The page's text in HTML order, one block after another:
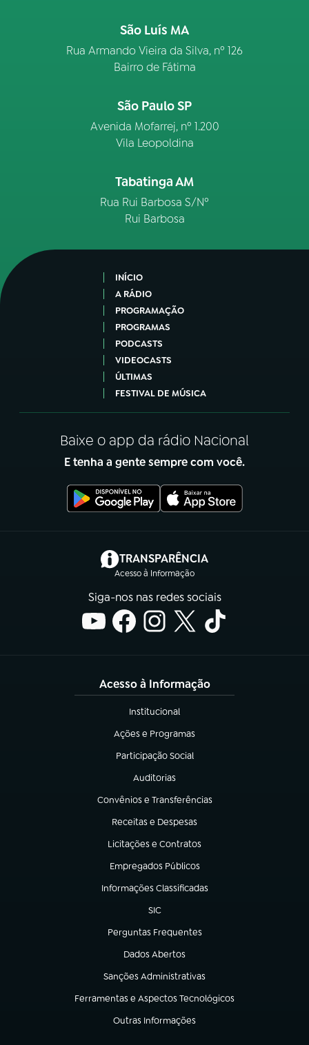
São Luís MA
Rua Armando Vieira da Silva, nº 126
Bairro de Fátima
São Paulo SP
Avenida Mofarrej, nº 1.200
Vila Leopoldina
Tabatinga AM
Rua Rui Barbosa S/Nº
Rui Barbosa
INÍCIO
A RÁDIO
PROGRAMAÇÃO
PROGRAMAS
PODCASTS
VIDEOCASTS
ÚLTIMAS
FESTIVAL DE MÚSICA
Baixe o app da rádio Nacional
E tenha a gente sempre com você.
TRANSPARÊNCIA
Acesso à Informação
(abre em nova aba)
Siga-nos nas redes sociais
Acesso à Informação
Institucional
(abre em nova aba)
Ações e Programas
(abre em nova aba)
Participação Social
(abre em nova aba)
Auditorias
(abre em nova aba)
Convênios e Transferências
(abre em nova aba)
Receitas e Despesas
(abre em nova aba)
Licitações e Contratos
(abre em nova aba)
Empregados Públicos
(abre em nova aba)
Informações Classificadas
(abre em nova aba)
SIC
(abre em nova aba)
Perguntas Frequentes
(abre em nova aba)
Dados Abertos
(abre em nova aba)
Sanções Administrativas
(abre em nova aba)
Ferramentas e Aspectos Tecnológicos
(abre em nova aba)
Outras Informações
(abre em nova aba)